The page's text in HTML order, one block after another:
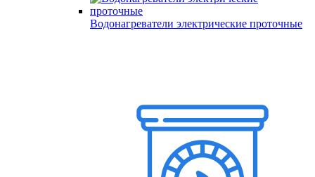
Водонагреватели электрические проточные